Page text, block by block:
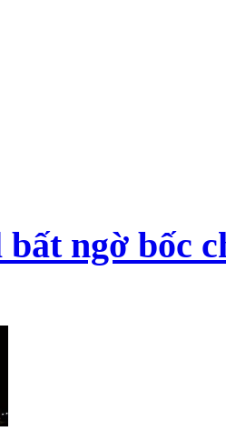
ngờ bốc